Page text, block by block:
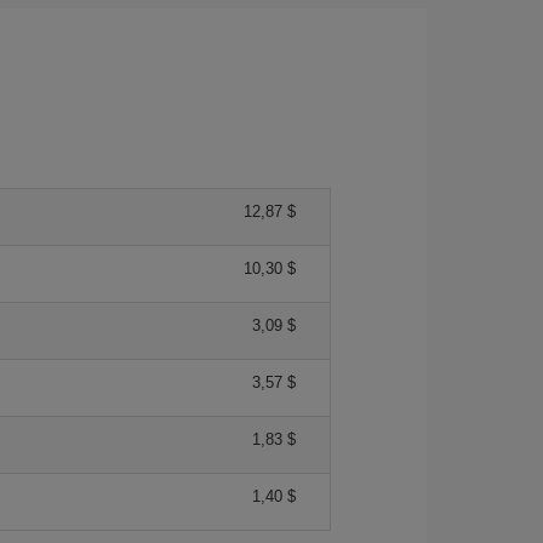
12,87 $
10,30 $
3,09 $
3,57 $
1,83 $
1,40 $